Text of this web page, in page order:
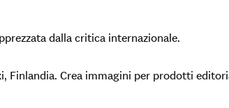
dalla critica internazionale.
Finlandia. Crea immagini per prodotti